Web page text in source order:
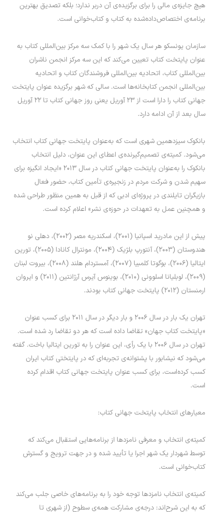
هیچ جایزه‌ی مالی را برای برگزیده‌ی آن دربر ندارد؛ بلکه تصدیق بهترین
برنامه‌ی اختصاص‌داده‌شده به کتاب و کتاب‌خوانی است.
سازمان یونسکو هر سال یک شهر را با کمک سه مرکز بین‌المللی کتاب به
عنوان پایتخت کتاب تعیین می‌کند که این سه مرکز انجمن ناشران
بین‌المللی کتاب، اتحادیه بین‌المللی فروشندگان کتاب و اتحادیه
بین‌المللی انجمن کتابخانه‌ها است. سالی که شهر برگزیده عنوان پایتخت
جهانی کتاب را دارا است از ۲۳ آوریل یعنی روز جهانی کتاب تا ۲۲ آوریل
سال بعد از آن ادامه دارد.
بانکوک سیزدهمین شهری است که به‌عنوان پایتخت جهانی کتاب انتخاب
می‌شود. کمیته‌ی تصمیم‌گیرنده‌ی اعطای این عنوان، دلیل انتخاب
بانکوک را به‌عنوان پایتخت جهانی کتاب در سال ۲۰۱۳ «ایجاد انگیزه برای
سهیم شدن و شرکت مردم در زنجیره‌ی تأمین کتاب، حضور فعال
بازیگران تایلندی در پروژه‌ای ادبی که از قبل به همین منظور طراحی شده
و همچنین عمل به تعهدات در حوزه‌ی نشر» اعلام کرده‌ است.
پیش از این مادرید اسپانیا (۲۰۰۱)، اسکندریه مصر (۲۰۰۲)، دهلی نو
هندوستان (۲۰۰۳)، آنتورپ بلژیک (۲۰۰۴)، مونترال کانادا (۲۰۰۵)، تورین
ایتالیا (۲۰۰۶)، بوگوتا کلمبیا (۲۰۰۷)، آمستردام هلند (۲۰۰۸)، بیروت لبنان
(۲۰۰۹)، لوبلیانا اسلوونی (۲۰۱۰)، بوینوس آیرس آرژانتین (۲۰۱۱) و ایروان
ارمنستان (۲۰۱۲) پایتخت جهانی کتاب بودند.
تهران یک بار در سال ۲۰۰۶ و بار دیگر در سال ۲۰۱۱ برای کسب عنوان
«پایتخت کتاب جهان» تقاضا داده‌ است که هر دو تقاضا رد شده‌ است.
تهران در سال ۲۰۰۶ با یک رأی، این عنوان را به تورین ایتالیا باخت. گفته
می‌شود که نیشابور با پشتوانه‌ی تجربه‌ای که در پایتختی کتاب ایران
کسب کرده‌است، برای کسب عنوان پایتخت جهانی کتاب اقدام کرده‌
است.
معیار‌های انتخاب پایتخت جهانی کتاب:
کمیته‌ی انتخاب و معرفی نامزد‌ها از برنامه‌هایی استقبال می‌کند که
توسط شهردار یک شهر اجرا یا تأیید شده و در جهت ترویج و گسترش
کتاب‌خوانی است.
کمیته‌ی انتخاب نامزد‌ها توجه خود را به برنامه‌های خاصی جلب می‌کند
که به این شرح‌اند: درجه‌ی مشارکت همه‌ی سطوح (از شهری تا